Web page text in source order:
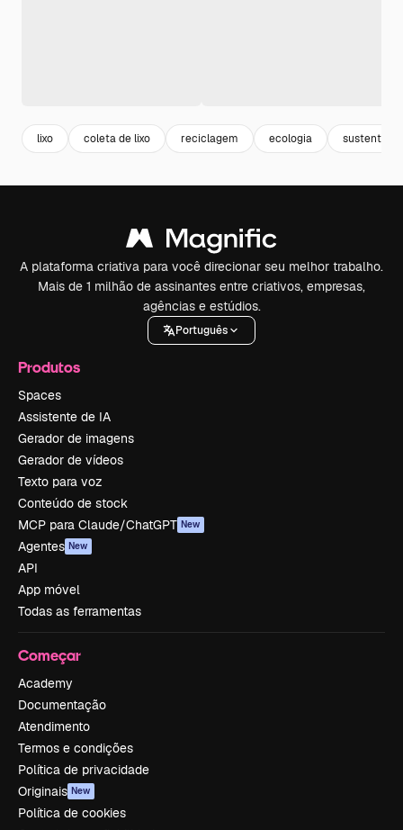
lixo coleta de lixo reciclagem ecologia sustentavel
A plataforma criativa para você direcionar seu melhor trabalho.
Mais de 1 milhão de assinantes entre criativos, empresas,
agências e estúdios.
Português
Produtos
Spaces
Assistente de IA
Gerador de imagens
Gerador de vídeos
Texto para voz
Conteúdo de stock
MCP para Claude/ChatGPT New
Agentes New
API
App móvel
Todas as ferramentas
Começar
Academy
Documentação
Atendimento
Termos e condições
Política de privacidade
Originais New
Política de cookies